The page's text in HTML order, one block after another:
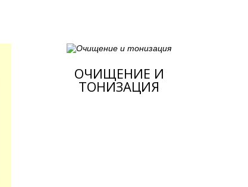
ОЧИЩЕНИЕ И
ТОНИЗАЦИЯ